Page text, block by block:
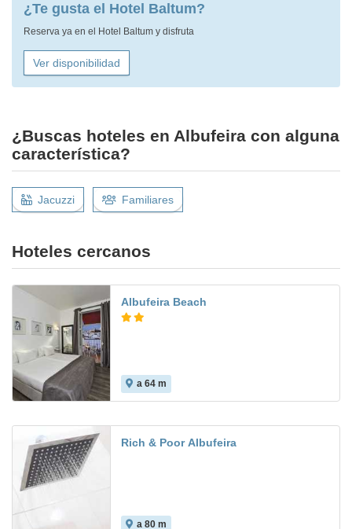
¿Te gusta el Hotel Baltum?
Reserva ya en el Hotel Baltum y disfruta
Ver disponibilidad
¿Buscas hoteles en Albufeira con alguna
característica?
Jacuzzi Familiares
Hoteles cercanos
Albufeira Beach
a 64 m
Rich & Poor Albufeira
a 80 m